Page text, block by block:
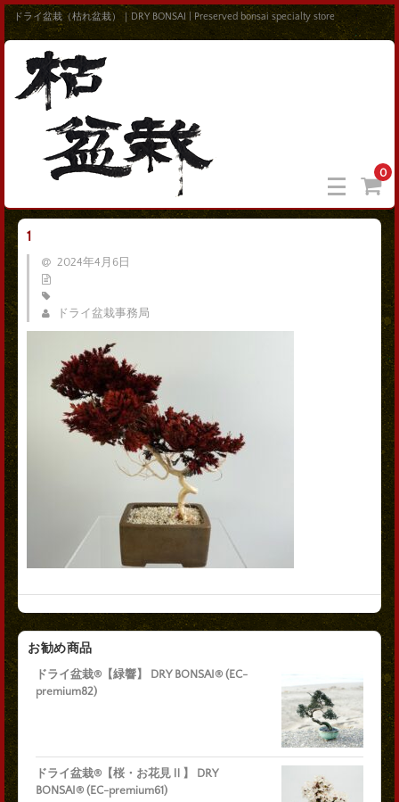
ドライ盆栽（枯れ盆栽）｜DRY BONSAI | Preserved bonsai specialty store
0
1
2024年4月6日
ドライ盆栽事務局
お勧め商品
ドライ盆栽®【緑響】 DRY BONSAI® (EC-
premium82)
ドライ盆栽®【桜・お花見Ⅱ】 DRY
BONSAI® (EC-premium61)